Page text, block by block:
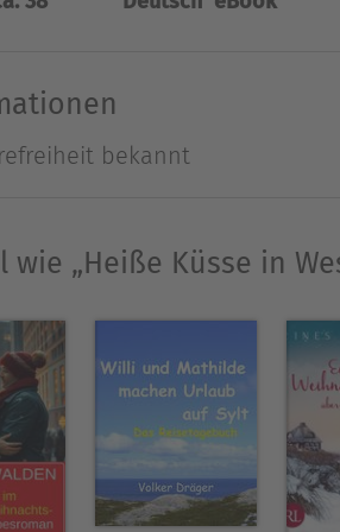
hatte.
bekannt
wie „Heiße Küsse in